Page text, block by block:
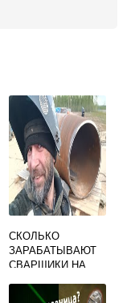
СКОЛЬКО
ЗАРАБАТЫВАЮТ
СВАРЩИКИ НА